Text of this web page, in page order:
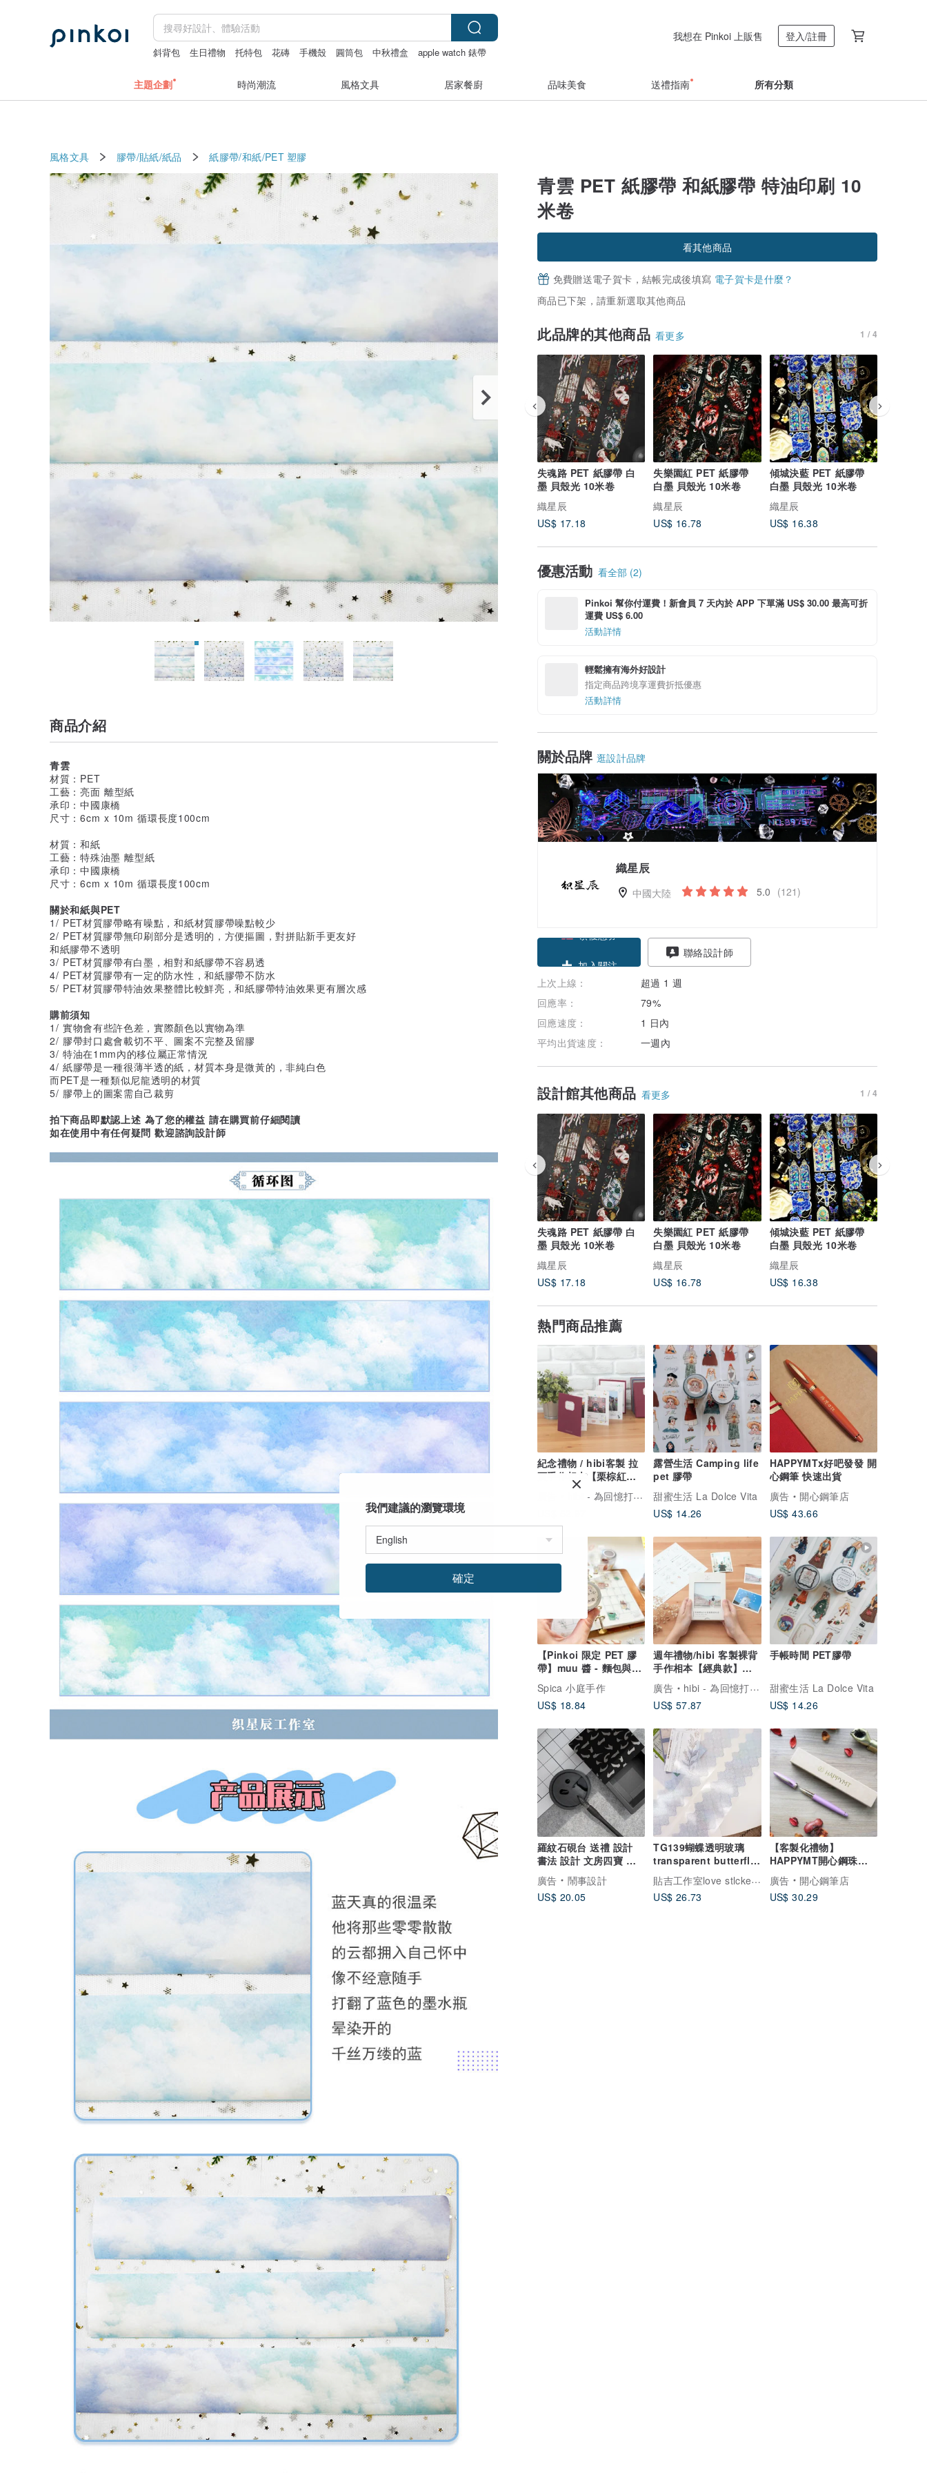
斜背包 生日禮物 托特包 花磚 手機殼 圓筒包 中秋禮盒 apple watch 錶帶
我想在 Pinkoi 上販售 登入/註冊
主題企劃 時尚潮流 風格文具 居家餐廚 品味美食 送禮指南 所有分類
風格文具 膠帶/貼紙/紙品 紙膠帶/和紙/PET 塑膠
青雲 PET 紙膠帶 和紙膠帶 特油印刷 10
米卷
看其他商品
免費贈送電子賀卡，結帳完成後填寫 電子賀卡是什麼？
商品已下架，請重新選取其他商品
此品牌的其他商品 看更多 1 / 4
失魂路 PET 紙膠帶 白
墨 貝殼光 10米卷
織星辰
US$ 17.18
失樂園紅 PET 紙膠帶
白墨 貝殼光 10米卷
織星辰
US$ 16.78
傾城決藍 PET 紙膠帶
白墨 貝殼光 10米卷
織星辰
US$ 16.38
優惠活動 看全部 (2)
Pinkoi 幫你付運費！新會員 7 天內於 APP 下單滿 US$ 30.00 最高可折
運費 US$ 6.00
活動詳情
輕鬆擁有海外好設計
指定商品跨境享運費折抵優惠
活動詳情
關於品牌 逛設計品牌
織星辰
中國大陸 5.0 (121)
加入關注
聯絡設計師
上次上線：
超過 1 週
回應率：
79%
回應速度：
1 日內
平均出貨速度：
一週內
設計館其他商品 看更多 1 / 4
失魂路 PET 紙膠帶 白
墨 貝殼光 10米卷
織星辰
US$ 17.18
失樂園紅 PET 紙膠帶
白墨 貝殼光 10米卷
織星辰
US$ 16.78
傾城決藍 PET 紙膠帶
白墨 貝殼光 10米卷
織星辰
US$ 16.38
熱門商品推薦
紀念禮物 / hibi客製 拉
頁手作相本【栗棕紅】
週年 生日禮物hibi - 為回憶打造專屬的家
露營生活 Camping life
pet 膠帶
甜蜜生活 La Dolce Vita
US$ 14.26
HAPPYMTx好吧發發 開
心鋼筆 快速出貨
廣告
開心鋼筆店
US$ 43.66
【Pinkoi 限定 PET 膠
帶】muu 醬 - 麵包與咖
啡 | Spica 小庭手作
(PT1)
Spica 小庭手作
US$ 18.84
週年禮物/hibi 客製裸背
手作相本【經典款】紀
念禮物 生日禮物
廣告
hibi - 為回憶打造專屬的家
US$ 57.87
手帳時間 PET膠帶
甜蜜生活 La Dolce Vita
US$ 14.26
羅紋石硯台 送禮 設計
書法 設計 文房四寶 簡
約
廣告
鬧事設計
US$ 20.05
TG139蝴蝶透明玻璃
transparent butterfly
/ 裝飾膠帶
貼吉工作室love stlcker studlo 1010
US$ 26.73
【客製化禮物】
HAPPYMT開心鋼珠筆-
薰衣紫金夾 可快速出貨
廣告
開心鋼筆店
US$ 30.29
商品介紹
青雲
材質：PET
工藝：亮面 離型紙
承印：中國康橋
尺寸：6cm x 10m 循環長度100cm
材質：和紙
工藝：特殊油墨 離型紙
承印：中國康橋
尺寸：6cm x 10m 循環長度100cm
關於和紙與PET
1/ PET材質膠帶略有噪點，和紙材質膠帶噪點較少
2/ PET材質膠帶無印刷部分是透明的，方便摳圖，對拼貼新手更友好
和紙膠帶不透明
3/ PET材質膠帶有白墨，相對和紙膠帶不容易透
4/ PET材質膠帶有一定的防水性，和紙膠帶不防水
5/ PET材質膠帶特油效果整體比較鮮亮，和紙膠帶特油效果更有層次感
購前須知
1/ 實物會有些許色差，實際顏色以實物為準
2/ 膠帶封口處會載切不平、圖案不完整及留膠
3/ 特油在1mm內的移位屬正常情況
4/ 紙膠帶是一種很薄半透的紙，材質本身是微黃的，非純白色
而PET是一種類似尼龍透明的材質
5/ 膠帶上的圖案需自己裁剪
拍下商品即默認上述 為了您的權益 請在購買前仔細閱讀
如在使用中有任何疑問 歡迎諮詢設計師
我們建議的瀏覽環境
確定